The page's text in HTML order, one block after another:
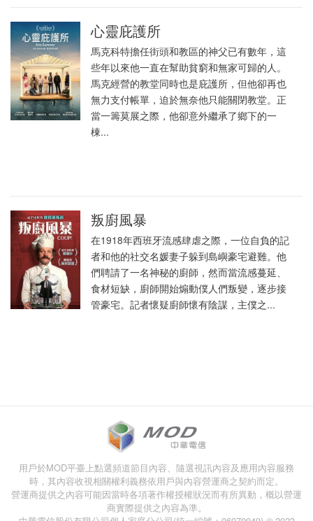
心靈庇護所
馬克科特擔任街頭和教區的神父已有數年，這
些年以來他一直在幫助貧窮和無家可歸的人。
馬克經營的教堂同時也是庇護所，但他卻再也
無力支付帳單，迫於無奈他只能關閉教堂。正
當一籌莫展之際，他卻意外繼承了鄉下的一
棟...
叛廚風暴
在1918年西班牙流感肆虐之際，一位自負的記
者和他的社交名媛妻子躲到島嶼豪宅避難。他
們聘請了一名神秘的廚師，然而當流感蔓延、
食材短缺，廚師開始煽動僕人們叛變，逐步接
管豪宅。記者懷疑廚師懷有陰謀，主僕之...
用戶於MOD平臺上點選頻道節目內容、隨選視訊內容及應用內容服務
時，其內容收視相關權利義務依用戶與內容營運商之契約而定。
營運商提供之內容可能因當時各項著作權授權狀況而有所異動，概以營運
商實際提供之內容為準。